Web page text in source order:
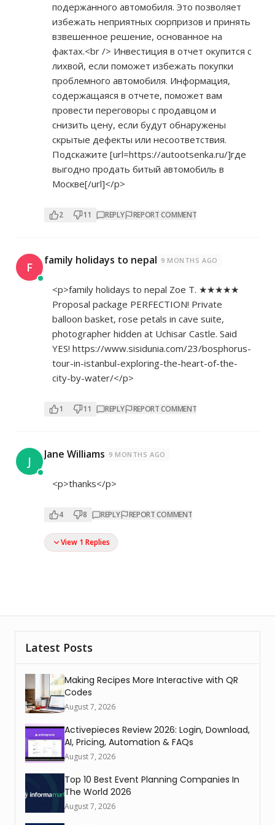
подержанного автомобиля. Это позволяет
избежать неприятных сюрпризов и принять
взвешенное решение, основанное на
фактах.<br /> Инвестиция в отчет окупится с
лихвой, если поможет избежать покупки
проблемного автомобиля. Информация,
содержащаяся в отчете, поможет вам
провести переговоры с продавцом и
снизить цену, если будут обнаружены
скрытые дефекты или несоответствия.
Подскажите [url=https://autootsenka.ru/]где
выгодно продать битый автомобиль в
Москве[/url]</p>
2 11 REPLY REPORT COMMENT
F family holidays to nepal 9 MONTHS AGO
<p>family holidays to nepal Zoe T. ★★★★★
Proposal package PERFECTION! Private
balloon basket, rose petals in cave suite,
photographer hidden at Uchisar Castle. Said
YES! https://www.sisidunia.com/23/bosphorus-
tour-in-istanbul-exploring-the-heart-of-the-
city-by-water/</p>
1 11 REPLY REPORT COMMENT
J Jane Williams 9 MONTHS AGO
<p>thanks</p>
4 8 REPLY REPORT COMMENT
View 1 Replies
Latest Posts
Making Recipes More Interactive with QR
Codes
August 7, 2026
Activepieces Review 2026: Login, Download,
AI, Pricing, Automation & FAQs
August 7, 2026
Top 10 Best Event Planning Companies In
The World 2026
August 7, 2026